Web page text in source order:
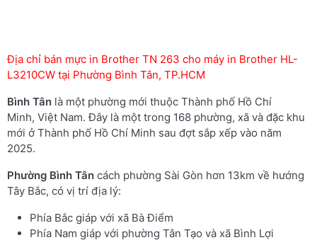
Địa chỉ bán mực in Brother TN 263 cho máy in Brother HL-
L3210CW tại Phường Bình Tân, TP.HCM
Bình Tân là một phường mới thuộc Thành phố Hồ Chí
Minh, Việt Nam. Đây là một trong 168 phường, xã và đặc khu
mới ở Thành phố Hồ Chí Minh sau đợt sắp xếp vào năm
2025.
Phường Bình Tân cách phường Sài Gòn hơn 13km về hướng
Tây Bắc, có vị trí địa lý:
Phía Bắc giáp với xã Bà Điểm
Phía Nam giáp với phường Tân Tạo và xã Bình Lợi